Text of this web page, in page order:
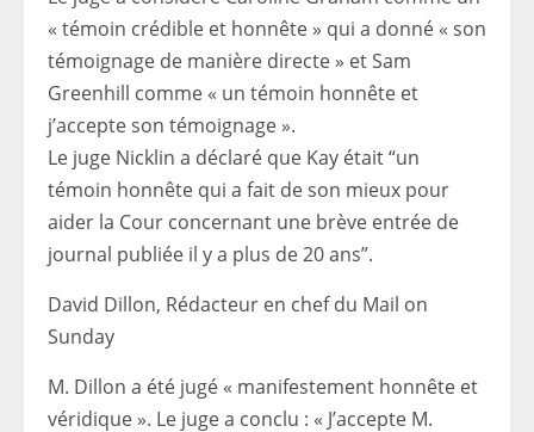
« témoin crédible et honnête » qui a donné « son
témoignage de manière directe » et Sam
Greenhill comme « un témoin honnête et
j’accepte son témoignage ».
Le juge Nicklin a déclaré que Kay était “un
témoin honnête qui a fait de son mieux pour
aider la Cour concernant une brève entrée de
journal publiée il y a plus de 20 ans”.
David Dillon, Rédacteur en chef du Mail on
Sunday
M. Dillon a été jugé « manifestement honnête et
véridique ». Le juge a conclu : « J’accepte M.